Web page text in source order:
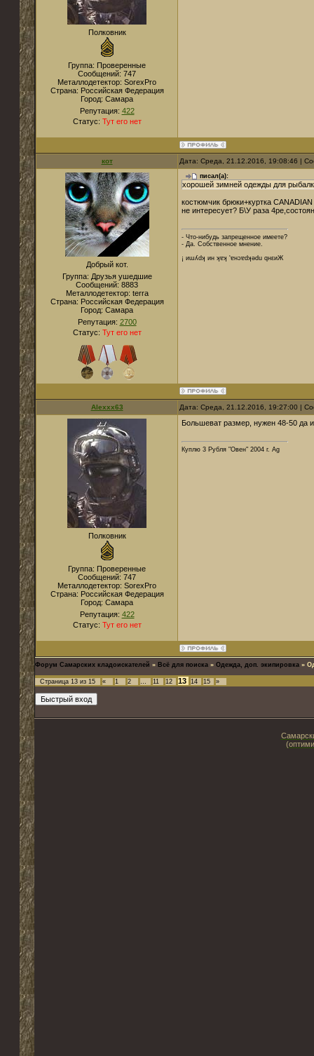
Полковник
Группа: Проверенные
Сообщений: 747
Металлодетектор: SorexPro
Страна: Российская Федерация
Город: Самара
Репутация: 422
Статус: Тут его нет
кот Дата: Среда, 21.12.2016, 19:08:46 |
Добрый кот.
Группа: Друзья ушедшие
Сообщений: 8883
Металлодетектор: terra
Страна: Российская Федерация
Город: Cамара
Репутация: 2700
Статус: Тут его нет
писал(а):
хорошей зимней одежды для
костюмчик брюки+куртка
не интересует? Б\У раза
- Что-нибудь запрещенное имеете?
- Да. Собственное мнение.
¡ иɯʎdʞ ин ʞɐʞ 'ɐнɔɐdʞǝdu qнεиЖ
Alexxx63 Дата: Среда, 21.12.2016, 19:27:00 |
Полковник
Группа: Проверенные
Сообщений: 747
Металлодетектор: SorexPro
Страна: Российская Федерация
Город: Самара
Репутация: 422
Статус: Тут его нет
Большеват размер, нужен 48-50 да
Куплю 3 Рубля "Овен" 2004 г. Ag
Форум Самарских кладоискателей » Всё для поиска » Одежда, доп. экипировка »
Страница 13 из 15 « 1 2 … 11 12 13 14 15 »